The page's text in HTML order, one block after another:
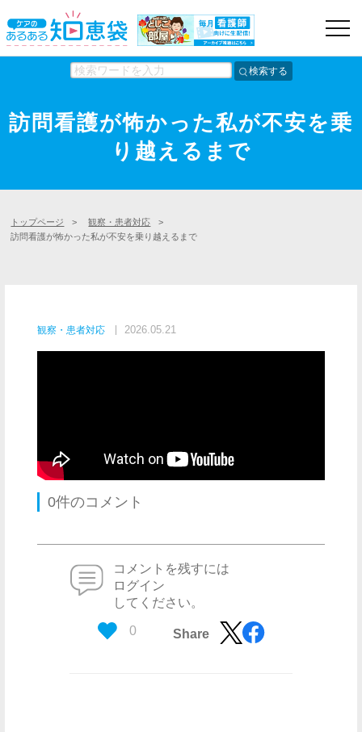
検索する
訪問看護が怖かった私が不安を乗
り越えるまで
トップページ > 観察・患者対応
>
訪問看護が怖かった私が不安を乗り越えるまで
観察・患者対応 2026.05.21
0件のコメント
コメントを残すには
ログイン
してください。
0 Share